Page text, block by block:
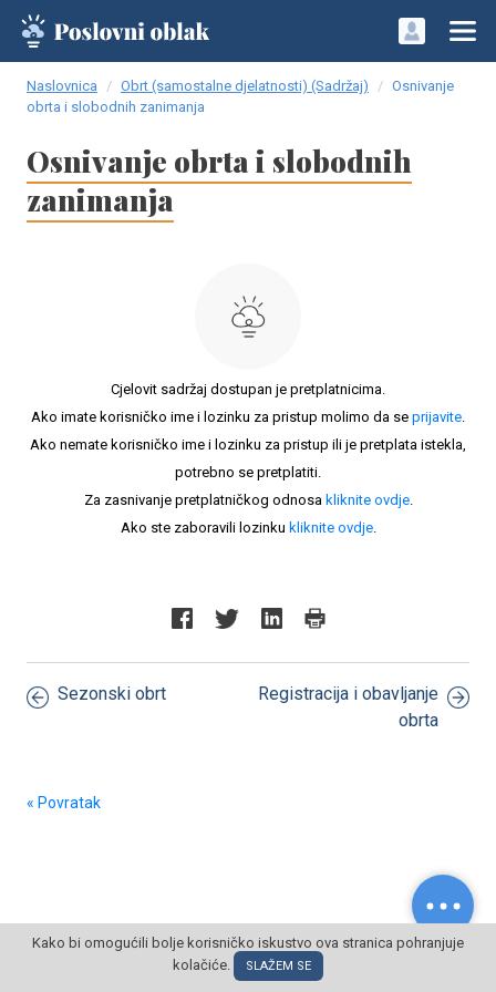
Naslovnica Obrt (samostalne djelatnosti) (Sadržaj)
Osnivanje
obrta i slobodnih zanimanja
Osnivanje obrta i slobodnih
zanimanja
Cjelovit sadržaj dostupan je pretplatnicima.
Ako imate korisničko ime i lozinku za pristup molimo da se prijavite.
Ako nemate korisničko ime i lozinku za pristup ili je pretplata istekla,
potrebno se pretplatiti.
Za zasnivanje pretplatničkog odnosa kliknite ovdje.
Ako ste zaboravili lozinku kliknite ovdje.
Sezonski obrt
Registracija i obavljanje
obrta
« Povratak
© POSLOVNI OBLAK Sva prava pridržana
Kako bi omogućili bolje korisničko iskustvo ova stranica pohranjuje
kolačiće.
SLAŽEM SE